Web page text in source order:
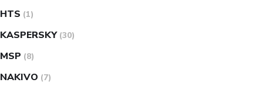
HTS (1)
KASPERSKY (30)
MSP (8)
NAKIVO (7)